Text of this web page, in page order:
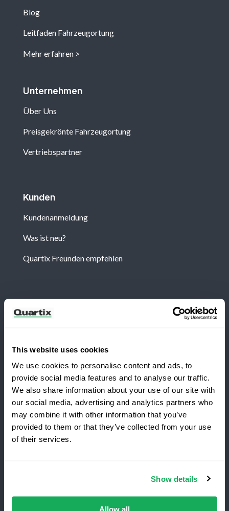
This website uses cookies
We use cookies to personalise content and ads, to
provide social media features and to analyse our traffic.
We also share information about your use of our site with
our social media, advertising and analytics partners who
may combine it with other information that you’ve
provided to them or that they’ve collected from your use
of their services.
Show details
Allow all
Blog
Leitfaden Fahrzeugortung
Mehr erfahren
Unternehmen
Über Uns
Preisgekrönte Fahrzeugortung
Vertriebspartner
Kunden
Kundenanmeldung
Was ist neu?
Quartix Freunden empfehlen
FR89979868353
Allgemeine Geschäftsbedingungen
DatenschutzbestimmungenRechtshinweise
Möchten Sie zu Quartix wechseln?
keineEinrichtungsge-